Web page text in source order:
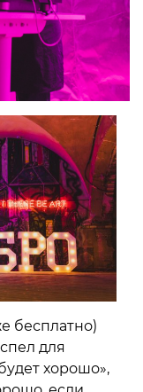
бесплатно)
для
хорошо»,